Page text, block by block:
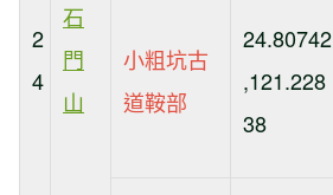
2
4
石
門
山
小粗坑古
道鞍部
24.80742
,121.228
38